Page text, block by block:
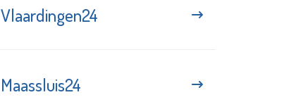
Vlaardingen24
Maassluis24